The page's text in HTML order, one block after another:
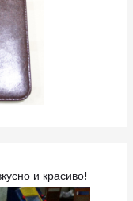
и красиво!